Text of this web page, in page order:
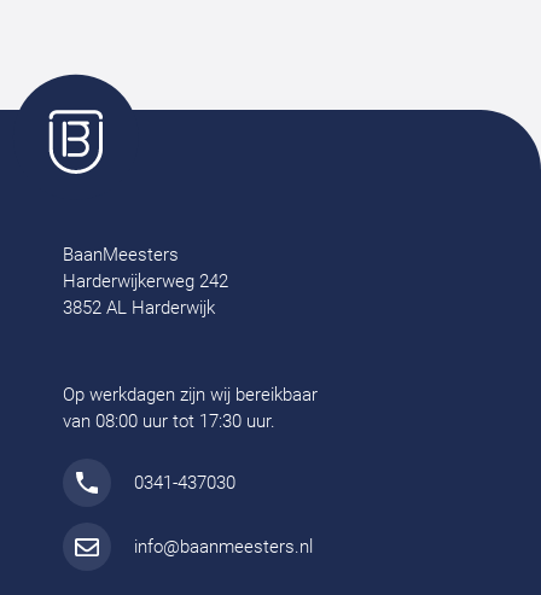
BaanMeesters
Harderwijkerweg 242
3852 AL Harderwijk
Op werkdagen zijn wij bereikbaar
van 08:00 uur tot 17:30 uur.
0341-437030
info@baanmeesters.nl